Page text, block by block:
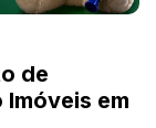
de
em